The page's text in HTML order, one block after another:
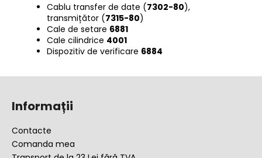
Cablu transfer de date (7302-80),
transmițător (7315-80)
Cale de setare 6881
Cale cilindrice 4001
Dispozitiv de verificare 6884
Informații
Contacte
Comanda mea